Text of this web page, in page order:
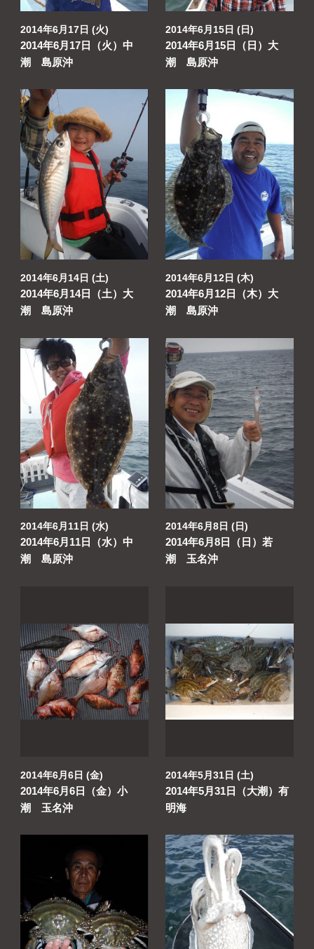
2014年6月17日 (火)
2014年6月17日（火）中
潮 島原沖
2014年6月15日 (日)
2014年6月15日（日）大
潮 島原沖
2014年6月14日 (土)
2014年6月14日（土）大
潮 島原沖
2014年6月12日 (木)
2014年6月12日（木）大
潮 島原沖
2014年6月11日 (水)
2014年6月11日（水）中
潮 島原沖
2014年6月8日 (日)
2014年6月8日（日）若
潮 玉名沖
2014年6月6日 (金)
2014年6月6日（金）小
潮 玉名沖
2014年5月31日 (土)
2014年5月31日（大潮）有
明海